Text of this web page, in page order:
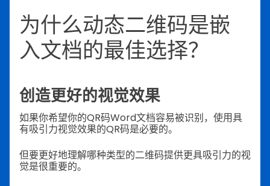
为什么动态二维码是嵌
入文档的最佳选择？
创造更好的视觉效果
如果你希望你的QR码Word文档容易被识别，使用具
有吸引力视觉效果的QR码是必要的。
但要更好地理解哪种类型的二维码提供更具吸引力的视
觉是很重要的。